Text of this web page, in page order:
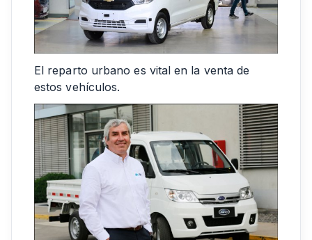
El reparto urbano es vital en la venta de
estos vehículos.